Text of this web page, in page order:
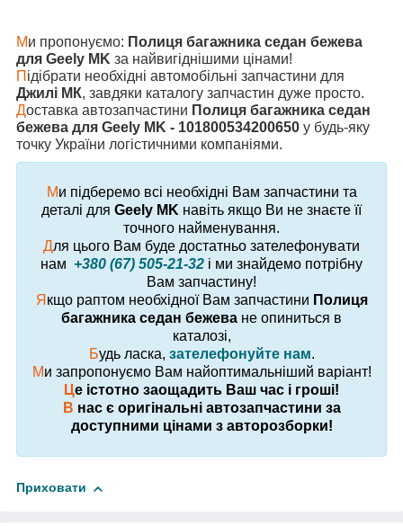
Ми пропонуємо: Полиця багажника седан бежева
для Geely MK за найвигіднішими цінами!
П ідібрати необхідні автомобільні запчастини для
Джилі МК, завдяки каталогу запчастин дуже просто.
Доставка автозапчастини Полиця багажника седан
бежева для Geely MK - 101800534200650 у будь-яку
точку України логістичними компаніями.
Ми підберемо всі необхідні Вам запчастини та
деталі для Geely MK навіть якщо Ви не знаєте її
точного найменування.
Для цього Вам буде достатньо зателефонувати
нам +380 (67) 505-21-32 і ми знайдемо потрібну
Вам запчастину!
Я кщо раптом необхідної Вам запчастини Полиця
багажника седан бежева не опиниться в
каталозі,
Будь ласка, зателефонуйте нам.
Ми запропонуємо Вам найоптимальніший варіант!
Це істотно заощадить Ваш час і гроші!
В нас є оригінальні автозапчастини за
доступними цінами з авторозборки!
Приховати